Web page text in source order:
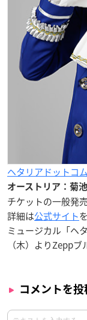
ヘタリアドットコ
オーストリア：菊
チケットの一般発
詳細は公式サイト
ミュージカル「ヘ
（木）よりZepp
コメントを投